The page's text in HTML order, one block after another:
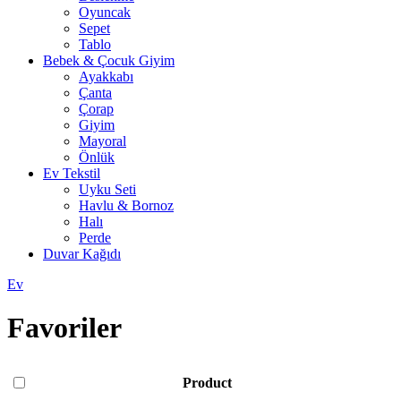
Oyuncak
Sepet
Tablo
Bebek & Çocuk Giyim
Ayakkabı
Çanta
Çorap
Giyim
Mayoral
Önlük
Ev Tekstil
Uyku Seti
Havlu & Bornoz
Halı
Perde
Duvar Kağıdı
Ev
Favoriler
Product